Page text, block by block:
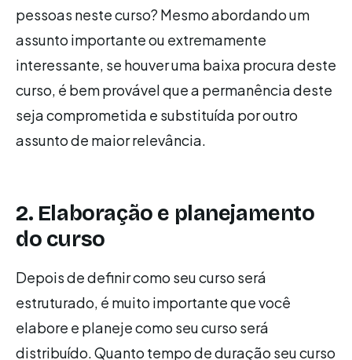
pessoas neste curso? Mesmo abordando um
assunto importante ou extremamente
interessante, se houver uma baixa procura deste
curso, é bem provável que a permanência deste
seja comprometida e substituída por outro
assunto de maior relevância.
2. Elaboração e planejamento
do curso
Depois de definir como seu curso será
estruturado, é muito importante que você
elabore e planeje como seu curso será
distribuído. Quanto tempo de duração seu curso